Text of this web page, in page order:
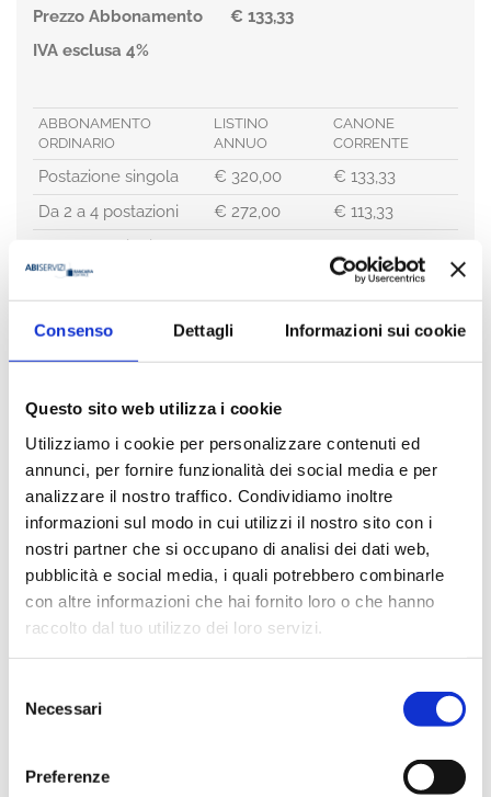
Consenso Dettagli Informazioni sui cookie
Questo sito web utilizza i cookie
Utilizziamo i cookie per personalizzare contenuti ed
annunci, per fornire funzionalità dei social media e per
analizzare il nostro traffico. Condividiamo inoltre
informazioni sul modo in cui utilizzi il nostro sito con i
nostri partner che si occupano di analisi dei dati web,
pubblicità e social media, i quali potrebbero combinarle
con altre informazioni che hai fornito loro o che hanno
raccolto dal tuo utilizzo dei loro servizi.
delNecessari
Preferenze
Prezzo Abbonamento
€ 133,33
IVA esclusa 4%
ABBONAMENTO
ORDINARIO
LISTINO
ANNUO
CANONE
CORRENTE
Postazione singola € 320,00
€ 133,33
Da 2 a 4 postazioni € 272,00
€ 113,33
postazioni
ABBONAMENTO
ASSOCIATI ABI
LISTINO
ANNUO
CANONE
CORRENTE
Postazione singola
Acquista
Condividi
e gli orientamenti delle Autorità di vigilanza per la conoscenza